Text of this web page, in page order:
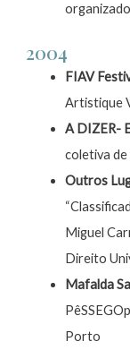
2004
FIAV
Artistique
A DIZER-
coletiva
Outros
Miguel
Direito
Mafalda
Porto